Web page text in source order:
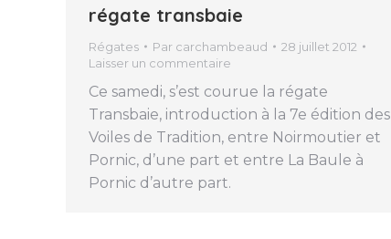
régate transbaie
Régates Par carchambeaud
28 juillet 2012
Laisser un commentaire
Ce samedi, s’est courue la régate
Transbaie, introduction à la 7e édition des
Voiles de Tradition, entre Noirmoutier et
Pornic, d’une part et entre La Baule à
Pornic d’autre part.